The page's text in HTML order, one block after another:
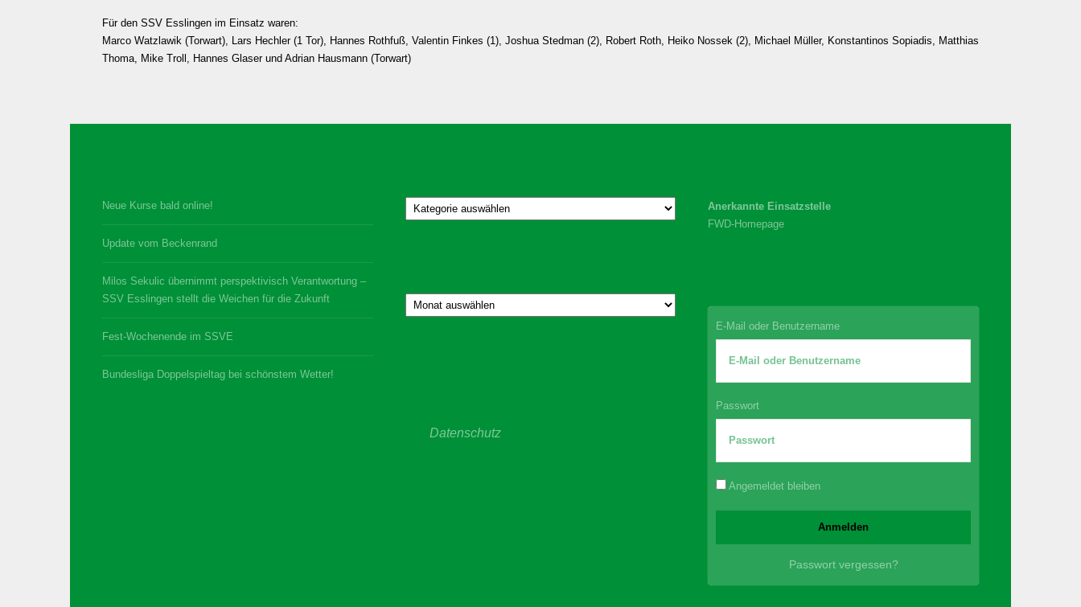
Für den SSV Esslingen im Einsatz waren:
Marco Watzlawik (Torwart), Lars Hechler (1 Tor), Hannes Rothfuß, Valentin Finkes (1), Joshua Stedman (2), Robert Roth, Heiko Nossek (2), Michael Müller, Konstantinos Sopiadis, Matthias
Thoma, Mike Troll, Hannes Glaser und Adrian Hausmann (Torwart)
Neue Kurse bald online!
Update vom Beckenrand
Milos Sekulic übernimmt perspektivisch Verantwortung –
SSV Esslingen stellt die Weichen für die Zukunft
Fest-Wochenende im SSVE
Bundesliga Doppelspieltag bei schönstem Wetter!
Kategorien
Archiv
Datenschutz
Anerkannte Einsatzstelle
FWD-Homepage
E-Mail oder Benutzername
Passwort
Angemeldet bleiben
Passwort vergessen?